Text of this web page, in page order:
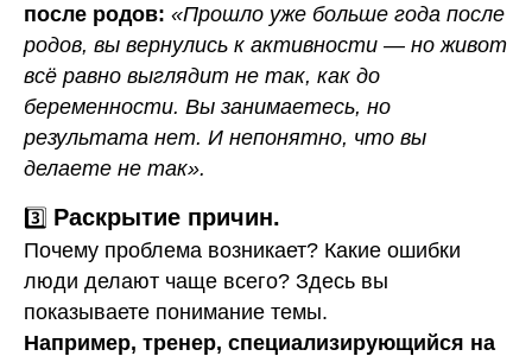
после родов: «Прошло уже больше года после
родов, вы вернулись к активности — но живот
всё равно выглядит не так, как до
беременности. Вы занимаетесь, но
результата нет. И непонятно, что вы
делаете не так».
3️⃣ Раскрытие причин.
Почему проблема возникает? Какие ошибки
люди делают чаще всего? Здесь вы
показываете понимание темы.
Например, тренер, специализирующийся на